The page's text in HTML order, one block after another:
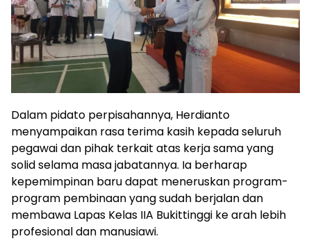
Dalam pidato perpisahannya, Herdianto
menyampaikan rasa terima kasih kepada seluruh
pegawai dan pihak terkait atas kerja sama yang
solid selama masa jabatannya. Ia berharap
kepemimpinan baru dapat meneruskan program-
program pembinaan yang sudah berjalan dan
membawa Lapas Kelas IIA Bukittinggi ke arah lebih
profesional dan manusiawi.